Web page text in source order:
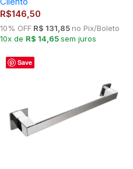
R$146,50
10% OFF R$ 131,85 no Pix/Boleto
10x de R$ 14,65sem juros
Save